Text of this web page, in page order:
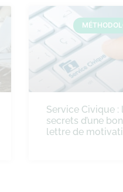
Service Civique :
secrets d’une
lettre de